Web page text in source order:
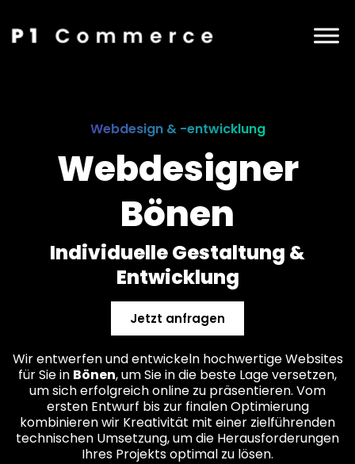
Webdesign & -entwicklung
Webdesigner
Bönen
Individuelle Gestaltung &
Entwicklung
Jetzt anfragen
Wir entwerfen und entwickeln hochwertige Websites
für Sie in Bönen, um Sie in die beste Lage versetzen,
um sich erfolgreich online zu präsentieren. Vom
ersten Entwurf bis zur finalen Optimierung
kombinieren wir Kreativität mit einer zielführenden
technischen Umsetzung, um die Herausforderungen
Ihres Projekts optimal zu lösen.